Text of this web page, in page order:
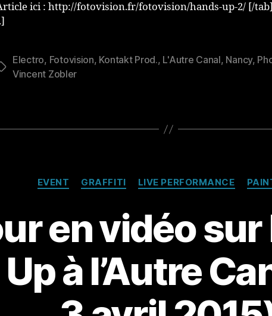
ici : http://fotovision.fr/fotovision/hands-up-2/ [/
Electro, Fotovision, Kontakt Prod., L'Autre Canal, Nancy,
Vincent Zobler
Catégories
EVENT GRAFFITI LIVE PERFORMANCE
en vidéo sur
à l’Autre